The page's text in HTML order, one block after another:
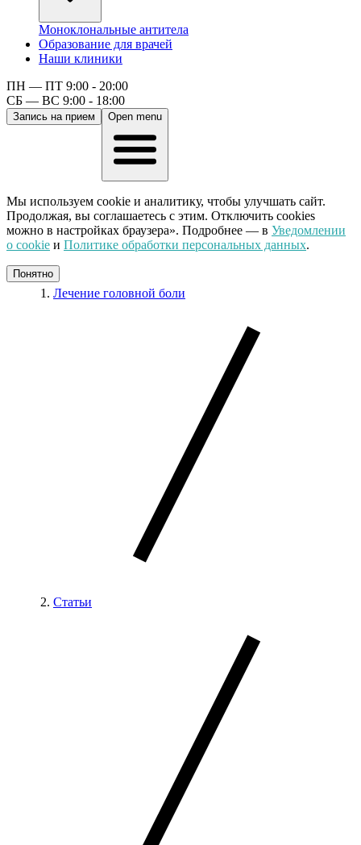
Моноклональные антитела
Образование для врачей
Наши клиники
ПН — ПТ 9:00 - 20:00
СБ — ВС 9:00 - 18:00
Запись на прием Open menu
Мы используем cookie и аналитику, чтобы улучшать сайт.
Продолжая, вы соглашаетесь с этим. Отключить cookies
можно в настройках браузера». Подробнее — в Уведомлении
о cookie и Политике обработки персональных данных.
Понятно
Лечение головной боли
Статьи